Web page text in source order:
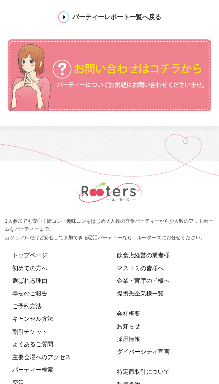
パーティーレポート一覧へ戻る
1人参加でも安心！街コン・趣味コンをはじめ大人数の立食パーティーから少人数のアットホー
ムなパーティーまで。
カジュアルだけど安心して参加できる恋活パーティーなら、ルーターズにお任せください。
トップページ
初めての方へ
選ばれる理由
幸せのご報告
ご予約方法
キャンセル方法
割引チケット
よくあるご質問
主要会場へのアクセス
パーティー検索
恋活
飲食店経営の業者様
マスコミの皆様へ
企業・官庁の皆様へ
提携先企業様一覧
会社概要
お知らせ
採用情報
ダイバーシティ宣言
特定商取引について